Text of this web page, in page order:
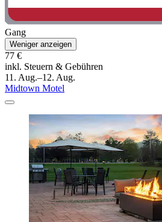
Gang
Weniger anzeigen
77 €
inkl. Steuern & Gebühren
11. Aug.–12. Aug.
Midtown Motel